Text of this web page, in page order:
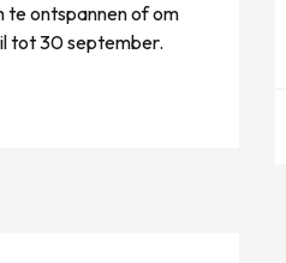
te ontspannen of om
tot 30 september.